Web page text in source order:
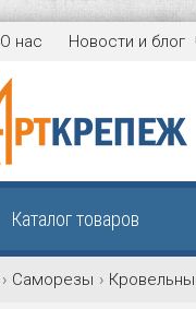
О нас Новости и блог
Каталог товаров
Саморезы